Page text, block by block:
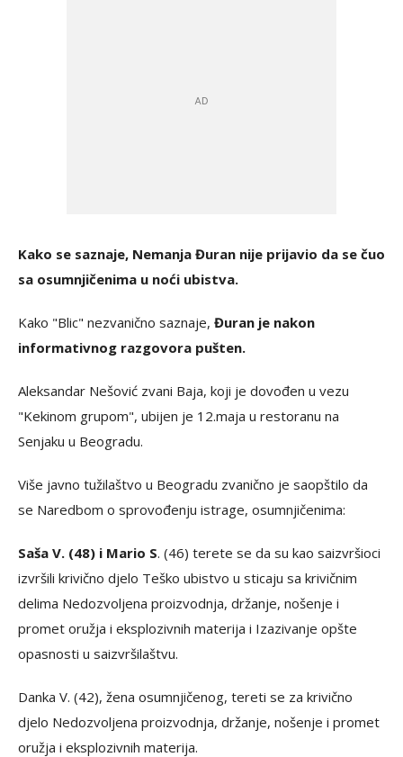
Kako se saznaje, Nemanja Đuran nije prijavio da se čuo
sa osumnjičenima u noći ubistva.
Kako "Blic" nezvanično saznaje, Đuran je nakon
informativnog razgovora pušten.
Aleksandar Nešović zvani Baja, koji je dovođen u vezu
"Kekinom grupom", ubijen je 12.maja u restoranu na
Senjaku u Beogradu.
Više javno tužilaštvo u Beogradu zvanično je saopštilo da
se Naredbom o sprovođenju istrage, osumnjičenima:
Saša V. (48) i Mario S. (46) terete se da su kao saizvršioci
izvršili krivično djelo Teško ubistvo u sticaju sa krivičnim
delima Nedozvoljena proizvodnja, držanje, nošenje i
promet oružja i eksplozivnih materija i Izazivanje opšte
opasnosti u saizvršilaštvu.
Danka V. (42), žena osumnjičenog, tereti se za krivično
djelo Nedozvoljena proizvodnja, držanje, nošenje i promet
oružja i eksplozivnih materija.